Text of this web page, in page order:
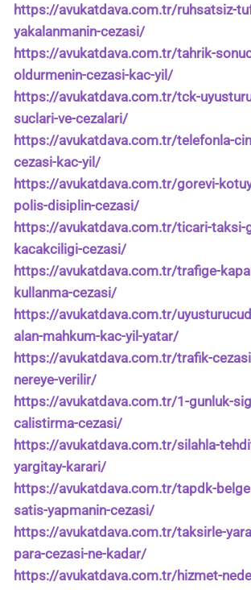
https://avukatdava.com.tr/ruhsatsiz-
yakalanmanin-cezasi/
https://avukatdava.com.tr/tahrik-
oldurmenin-cezasi-kac-yil/
https://avukatdava.com.tr/tck-
suclari-ve-cezalari/
https://avukatdava.com.tr/telefonla-
cezasi-kac-yil/
https://avukatdava.com.tr/gorevi-
polis-disiplin-cezasi/
https://avukatdava.com.tr/ticari-taksi-
kacakciligi-cezasi/
https://avukatdava.com.tr/trafige-
kullanma-cezasi/
https://avukatdava.com.tr/
alan-mahkum-kac-yil-yatar/
https://avukatdava.com.tr/trafik-
nereye-verilir/
https://avukatdava.com.tr/1-gunluk-
calistirma-cezasi/
https://avukatdava.com.tr/silahla-
yargitay-karari/
https://avukatdava.com.tr/tapdk-
satis-yapmanin-cezasi/
https://avukatdava.com.tr/taksirle-
para-cezasi-ne-kadar/
https://avukatdava.com.tr/hizmet-